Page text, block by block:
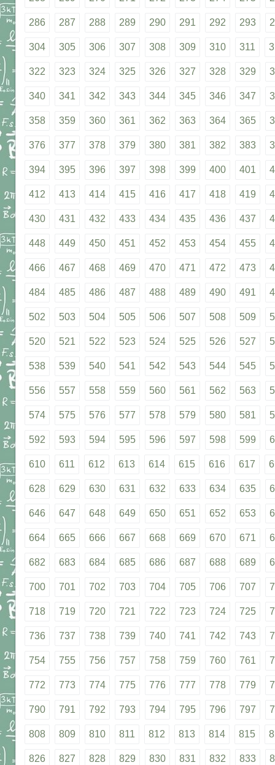
286 287 288 289 290 291 292 293
304 305 306 307 308 309 310 311
322 323 324 325 326 327 328 329
340 341 342 343 344 345 346 347
358 359 360 361 362 363 364 365
376 377 378 379 380 381 382 383
394 395 396 397 398 399 400 401
412 413 414 415 416 417 418 419
430 431 432 433 434 435 436 437
448 449 450 451 452 453 454 455
466 467 468 469 470 471 472 473
484 485 486 487 488 489 490 491
502 503 504 505 506 507 508 509
520 521 522 523 524 525 526 527
538 539 540 541 542 543 544 545
556 557 558 559 560 561 562 563
574 575 576 577 578 579 580 581
592 593 594 595 596 597 598 599
610 611 612 613 614 615 616 617
628 629 630 631 632 633 634 635
646 647 648 649 650 651 652 653
664 665 666 667 668 669 670 671
682 683 684 685 686 687 688 689
700 701 702 703 704 705 706 707
718 719 720 721 722 723 724 725
736 737 738 739 740 741 742 743
754 755 756 757 758 759 760 761
772 773 774 775 776 777 778 779
790 791 792 793 794 795 796 797
808 809 810 811 812 813 814 815
826 827 828 829 830 831 832 833